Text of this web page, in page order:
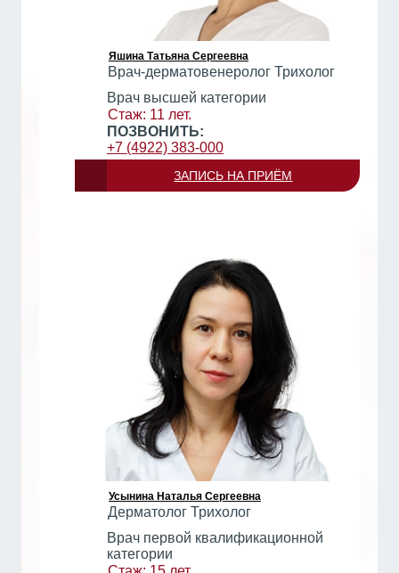
Яшина Татьяна Сергеевна
Врач-дерматовенеролог Трихолог
Врач высшей категории
Стаж: 11 лет.
ПОЗВОНИТЬ:
+7 (4922) 383-000
ЗАПИСЬ НА ПРИЁМ
Усынина Наталья Сергеевна
Дерматолог Трихолог
Врач первой квалификационной
категории